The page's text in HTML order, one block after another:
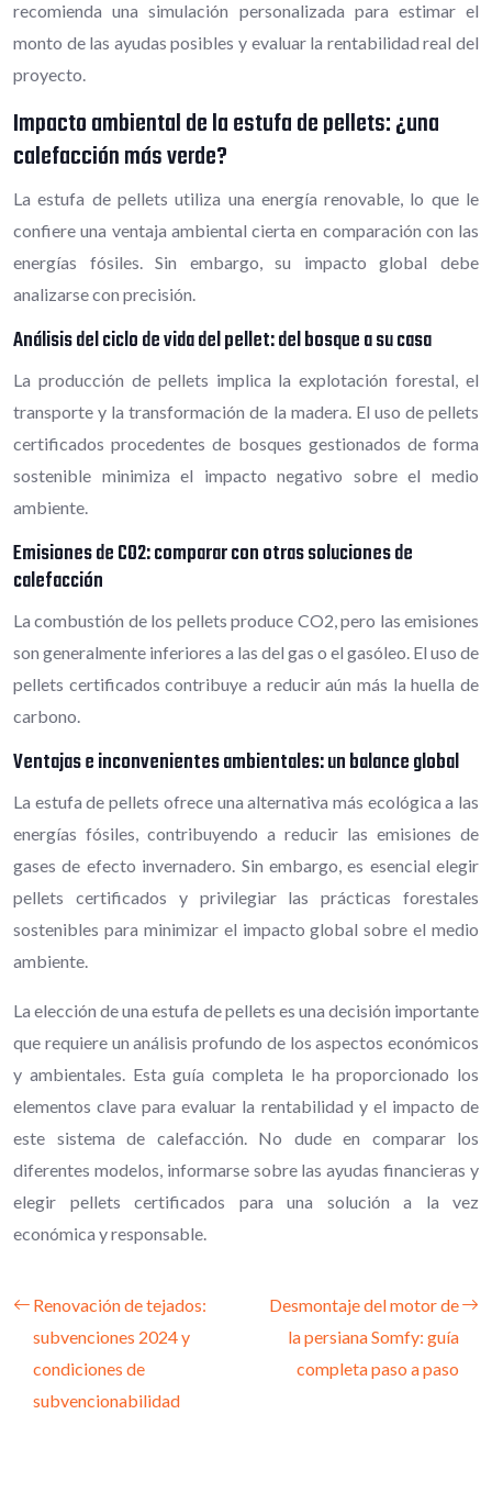
recomienda una simulación personalizada para estimar el
monto de las ayudas posibles y evaluar la rentabilidad real del
proyecto.
Impacto ambiental de la estufa de pellets: ¿una
calefacción más verde?
La estufa de pellets utiliza una energía renovable, lo que le
confiere una ventaja ambiental cierta en comparación con las
energías fósiles. Sin embargo, su impacto global debe
analizarse con precisión.
Análisis del ciclo de vida del pellet: del bosque a su casa
La producción de pellets implica la explotación forestal, el
transporte y la transformación de la madera. El uso de pellets
certificados procedentes de bosques gestionados de forma
sostenible minimiza el impacto negativo sobre el medio
ambiente.
Emisiones de CO2: comparar con otras soluciones de
calefacción
La combustión de los pellets produce CO2, pero las emisiones
son generalmente inferiores a las del gas o el gasóleo. El uso de
pellets certificados contribuye a reducir aún más la huella de
carbono.
Ventajas e inconvenientes ambientales: un balance global
La estufa de pellets ofrece una alternativa más ecológica a las
energías fósiles, contribuyendo a reducir las emisiones de
gases de efecto invernadero. Sin embargo, es esencial elegir
pellets certificados y privilegiar las prácticas forestales
sostenibles para minimizar el impacto global sobre el medio
ambiente.
La elección de una estufa de pellets es una decisión importante
que requiere un análisis profundo de los aspectos económicos
y ambientales. Esta guía completa le ha proporcionado los
elementos clave para evaluar la rentabilidad y el impacto de
este sistema de calefacción. No dude en comparar los
diferentes modelos, informarse sobre las ayudas financieras y
elegir pellets certificados para una solución a la vez
económica y responsable.
Renovación de tejados:
subvenciones 2024 y
condiciones de
subvencionabilidad
Desmontaje del motor de
la persiana Somfy: guía
completa paso a paso